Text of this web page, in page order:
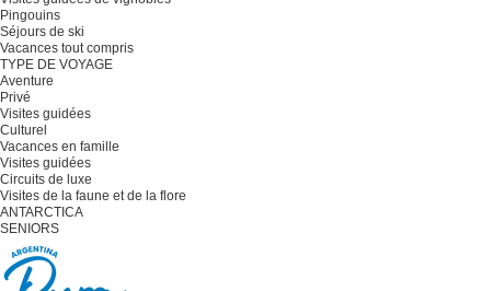
Pingouins
Séjours de ski
Vacances tout compris
TYPE DE VOYAGE
Aventure
Privé
Visites guidées
Culturel
Vacances en famille
Visites guidées
Circuits de luxe
Visites de la faune et de la flore
ANTARCTICA
SENIORS